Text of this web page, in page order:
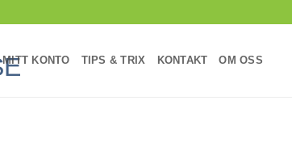
MITT KONTO TIPS & TRIX KONTAKT OM OSS